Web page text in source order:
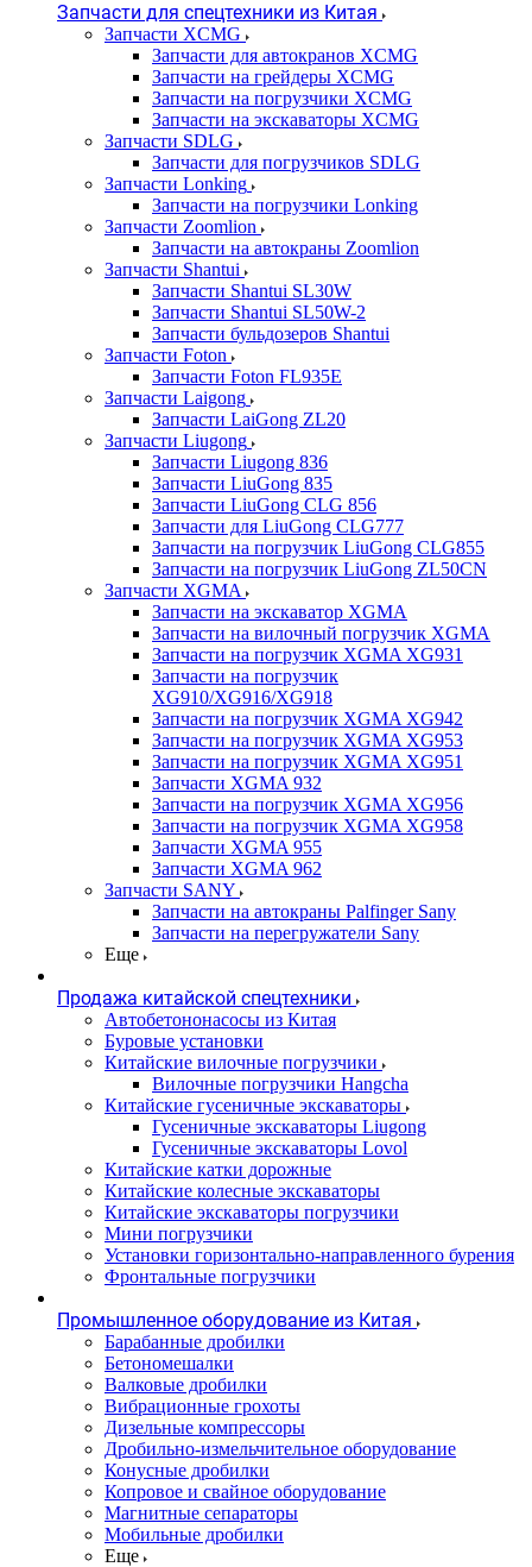
Запчасти для спецтехники из Китая
Запчасти XCMG
Запчасти для автокранов XCMG
Запчасти на грейдеры XCMG
Запчасти на погрузчики XCMG
Запчасти на экскаваторы XCMG
Запчасти SDLG
Запчасти для погрузчиков SDLG
Запчасти Lonking
Запчасти на погрузчики Lonking
Запчасти Zoomlion
Запчасти на автокраны Zoomlion
Запчасти Shantui
Запчасти Shantui SL30W
Запчасти Shantui SL50W-2
Запчасти бульдозеров Shantui
Запчасти Foton
Запчасти Foton FL935E
Запчасти Laigong
Запчасти LaiGong ZL20
Запчасти Liugong
Запчасти Liugong 836
Запчасти LiuGong 835
Запчасти LiuGong CLG 856
Запчасти для LiuGong CLG777
Запчасти на погрузчик LiuGong CLG855
Запчасти на погрузчик LiuGong ZL50CN
Запчасти XGMA
Запчасти на экскаватор XGMA
Запчасти на вилочный погрузчик XGMA
Запчасти на погрузчик XGMA XG931
Запчасти на погрузчик
XG910/XG916/XG918
Запчасти на погрузчик XGMA XG942
Запчасти на погрузчик XGMA XG953
Запчасти на погрузчик XGMA XG951
Запчасти XGMA 932
Запчасти на погрузчик XGMA XG956
Запчасти на погрузчик XGMA XG958
Запчасти XGMA 955
Запчасти XGMA 962
Запчасти SANY
Запчасти на автокраны Palfinger Sany
Запчасти на перегружатели Sany
Еще
Продажа китайской спецтехники
Автобетононасосы из Китая
Буровые установки
Китайские вилочные погрузчики
Вилочные погрузчики Hangcha
Китайские гусеничные экскаваторы
Гусеничные экскаваторы Liugong
Гусеничные экскаваторы Lovol
Китайские катки дорожные
Китайские колесные экскаваторы
Китайские экскаваторы погрузчики
Мини погрузчики
Установки горизонтально-направленного бурения
Фронтальные погрузчики
Промышленное оборудование из Китая
Барабанные дробилки
Бетономешалки
Валковые дробилки
Вибрационные грохоты
Дизельные компрессоры
Дробильно-измельчительное оборудование
Конусные дробилки
Копровое и свайное оборудование
Магнитные сепараторы
Мобильные дробилки
Еще